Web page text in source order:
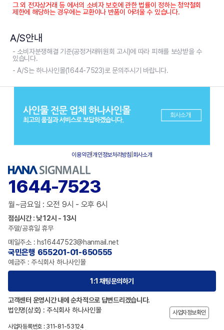
그 외 전자상거래 등 에서의 소비자 보호에 관한 법률이 정하는 청약철회
제한에 해당하는 경우에는 교환이나 반품이 어려울 수 있습니다.
A/S안내
- 소비자분쟁해결 기준(공정거래위원회 고시)에 따라 피해를 보상받을 수
있습니다.
- A/S는 하나사인몰(1644-7523)로 문의주시기 바랍니다.
이용약관|개인정보처리방침 회사소개
1644-7523
월~금요일 : 오전 9시 - 오후 6시
점심시간 : 낮 12시 - 13시
주말/공휴일 휴무
메일주소 : hs16447523@hanmail.net
국민은행 655201-01-650555
예금주 : 주식회사 하나사인몰
1:1 채팅문의하기
고객센터 운영시간 내에 순차적으로 답변드리겠습니다.
법인명(상호) : 주식회사 하나사인몰
사업자정보확인
사업자등록번호 : 311-81-53124